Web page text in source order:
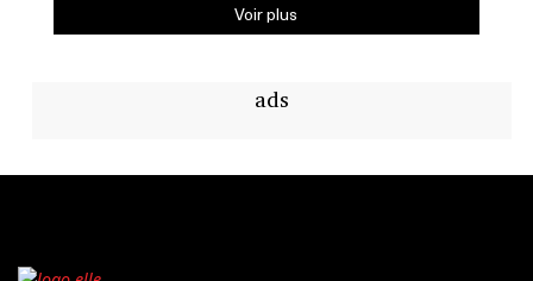
Voir plus
ads